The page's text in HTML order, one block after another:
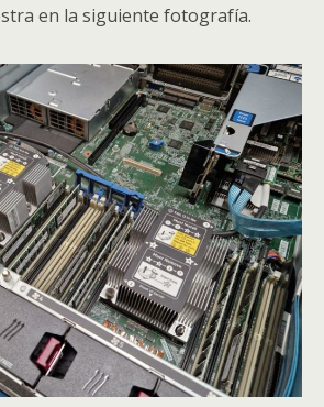
en la siguiente fotografía.